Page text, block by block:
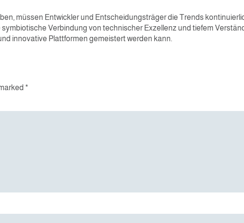
müssen Entwickler und Entscheidungsträger die Trends
Verbindung von technischer Exzellenz und tiefem
innovative Plattformen gemeistert werden kann.
*